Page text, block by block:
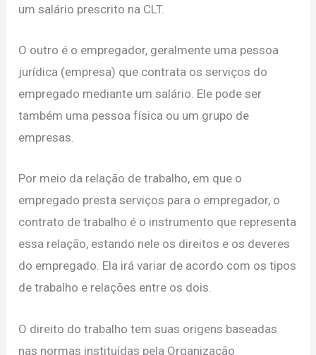
um salário prescrito na CLT.
O outro é o empregador, geralmente uma pessoa
jurídica (empresa) que contrata os serviços do
empregado mediante um salário. Ele pode ser
também uma pessoa física ou um grupo de
empresas.
Por meio da relação de trabalho, em que o
empregado presta serviços para o empregador, o
contrato de trabalho é o instrumento que representa
essa relação, estando nele os direitos e os deveres
do empregado. Ela irá variar de acordo com os tipos
de trabalho e relações entre os dois.
O direito do trabalho tem suas origens baseadas
nas normas instituídas pela Organização